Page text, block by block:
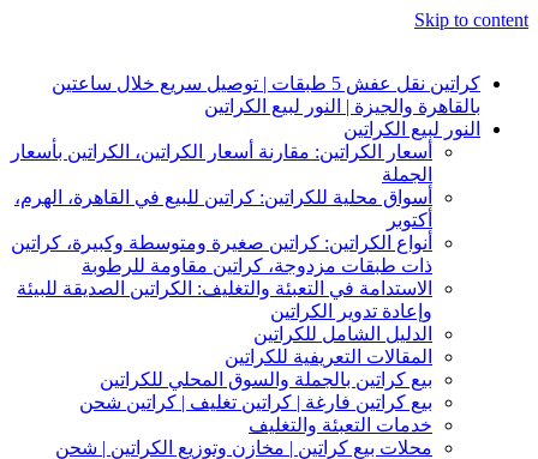
Skip to content
كراتين نقل عفش 5 طبقات | توصيل سريع خلال ساعتين
بالقاهرة والجيزة | النور لبيع الكراتين
النور لبيع الكراتين
أسعار الكراتين: مقارنة أسعار الكراتين، الكراتين بأسعار
الجملة
أسواق محلية للكراتين: كراتين للبيع في القاهرة، الهرم،
أكتوبر
أنواع الكراتين: كراتين صغيرة ومتوسطة وكبيرة، كراتين
ذات طبقات مزدوجة، كراتين مقاومة للرطوبة
الاستدامة في التعبئة والتغليف: الكراتين الصديقة للبيئة
وإعادة تدوير الكراتين
الدليل الشامل للكراتين
المقالات التعريفية للكراتين
بيع كراتين بالجملة والسوق المحلي للكراتين
بيع كراتين فارغة | كراتين تغليف | كراتين شحن
خدمات التعبئة والتغليف
محلات بيع كراتين | مخازن وتوزيع الكراتين | شحن